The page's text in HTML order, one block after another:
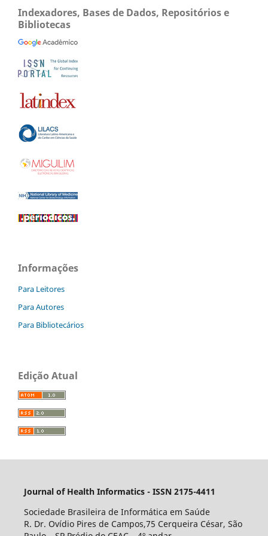
Indexadores, Bases de Dados, Repositórios e
Bibliotecas
Informações
Para Leitores
Para Autores
Para Bibliotecários
Edição Atual
Journal of Health Informatics - ISSN 2175-4411
Sociedade Brasileira de Informática em Saúde
R. Dr. Ovídio Pires de Campos,75 Cerqueira César, São